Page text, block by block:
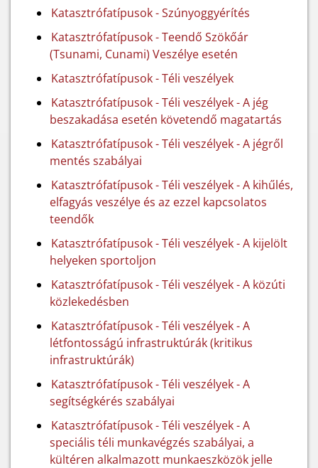
Katasztrófatípusok - Szúnyoggyérítés
Katasztrófatípusok - Teendő Szökőár
(Tsunami, Cunami) Veszélye esetén
Katasztrófatípusok - Téli veszélyek
Katasztrófatípusok - Téli veszélyek - A jég
beszakadása esetén követendő magatartás
Katasztrófatípusok - Téli veszélyek - A jégről
mentés szabályai
Katasztrófatípusok - Téli veszélyek - A kihűlés,
elfagyás veszélye és az ezzel kapcsolatos
teendők
Katasztrófatípusok - Téli veszélyek - A kijelölt
helyeken sportoljon
Katasztrófatípusok - Téli veszélyek - A közúti
közlekedésben
Katasztrófatípusok - Téli veszélyek - A
létfontosságú infrastruktúrák (kritikus
infrastruktúrák)
Katasztrófatípusok - Téli veszélyek - A
segítségkérés szabályai
Katasztrófatípusok - Téli veszélyek - A
speciális téli munkavégzés szabályai, a
kültéren alkalmazott munkaeszközök jelle